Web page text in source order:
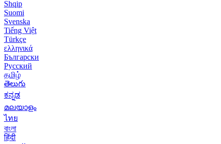
Shqip
Suomi
Svenska
Tiếng Việt
Türkçe
ελληνικά
Български
Русский
தமிழ்
తెలుగు
ಕನ್ನಡ
മലയാളം
ไทย
বাংলা
हिंदी